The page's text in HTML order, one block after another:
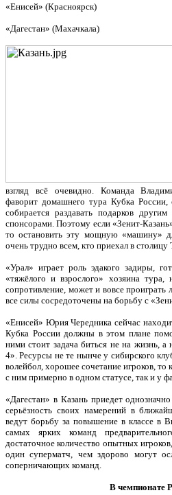
«Енисей» (Красноярск)
«Дагестан» (Махачкала)
взгляд всё очевидно. Команда
фаворит домашнего тура Кубка
собирается раздавать подарков
спонсорами. Поэтому если «Зенит-
то остановить эту мощную «машину»
очень трудно всем, кто приехал в столицу
«Урал» играет роль эдакого задиры,
«тяжёлого и взрослого» хозяина
сопротивление, может и вовсе проиграть
все силы сосредоточены на борьбу с
«Енисей» Юрия Чередника сейчас
Кубка России должны в этом плане
ними стоит задача биться не на жизнь,
4». Ресурсы не те нынче у сибирского
волейбол, хорошее сочетание игроков, то
с ним примерно в одном статусе, так и у
«Дагестан» в Казань приедет
серьёзность своих намерений в
ведут борьбу за повышение в классе в
самых ярких команд
достаточное количество опытных
один суперматч, чем здорово могут
соперничающих команд.
В чемпионате